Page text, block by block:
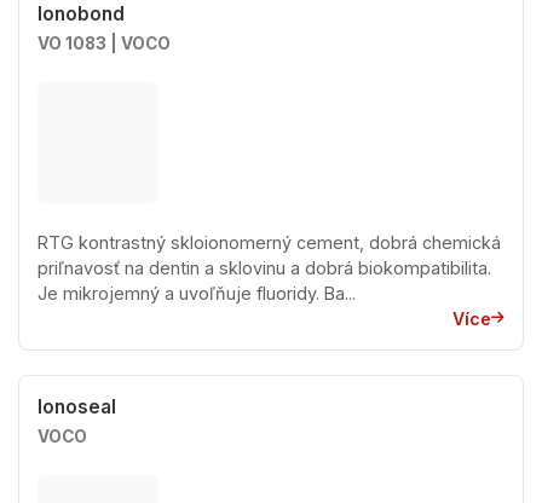
Ionobond
VO 1083 | VOCO
RTG kontrastný skloionomerný cement, dobrá chemická
priľnavosť na dentin a sklovinu a dobrá biokompatibilita.
Je mikrojemný a uvoľňuje fluoridy. Ba...
Více
Ionoseal
VOCO